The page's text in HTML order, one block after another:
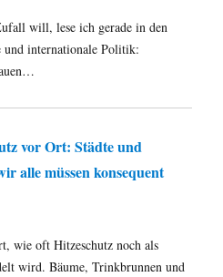
will, lese ich gerade in den
und internationale Politik:
vor Ort: Städte und
alle müssen konsequent
wie oft Hitzeschutz noch als
wird. Bäume, Trinkbrunnen und